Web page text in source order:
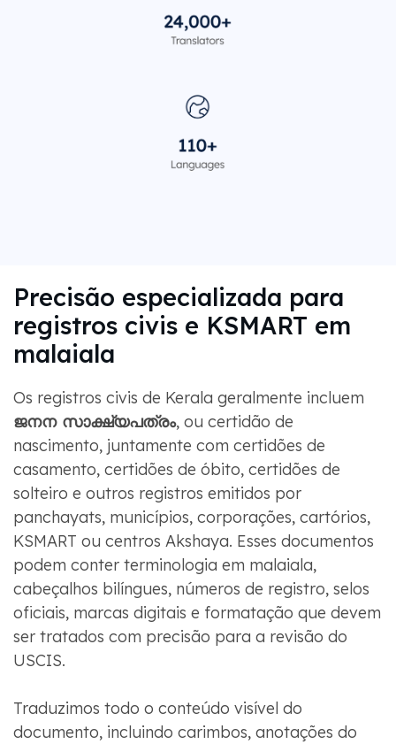
Precisão especializada para
registros civis e KSMART em
malaiala
Os registros civis de Kerala geralmente incluem
ജനന സാക്ഷ്യപത്രം, ou certidão de
nascimento, juntamente com certidões de
casamento, certidões de óbito, certidões de
solteiro e outros registros emitidos por
panchayats, municípios, corporações, cartórios,
KSMART ou centros Akshaya. Esses documentos
podem conter terminologia em malaiala,
cabeçalhos bilíngues, números de registro, selos
oficiais, marcas digitais e formatação que devem
ser tratados com precisão para a revisão do
USCIS.
Traduzimos todo o conteúdo visível do
documento, incluindo carimbos, anotações do